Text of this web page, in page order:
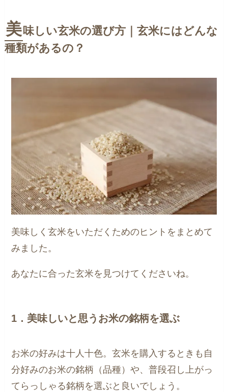
美味しい玄米の選び方｜玄米にはどんな
種類があるの？
美味しく玄米をいただくためのヒントをまとめて
みました。
あなたに合った玄米を見つけてくださいね。
1．美味しいと思うお米の銘柄を選ぶ
お米の好みは十人十色。玄米を購入するときも自
分好みのお米の銘柄（品種）や、普段召し上がっ
てらっしゃる銘柄を選ぶと良いでしょう。